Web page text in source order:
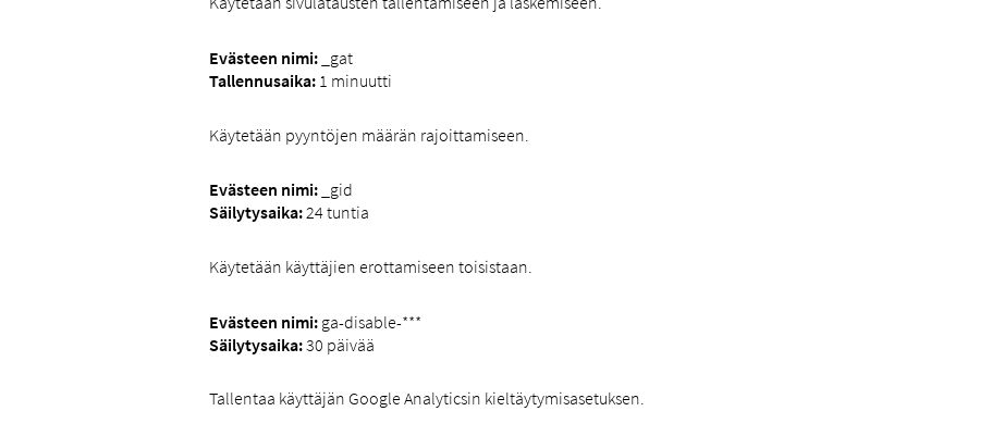
Evästeen nimi: _gat
Tallennusaika: 1 minuutti
Käytetään pyyntöjen määrän rajoittamiseen.
Evästeen nimi: _gid
Säilytysaika:24 tuntia
Käytetään käyttäjien erottamiseen toisistaan.
Evästeen nimi: ga-disable-***
Säilytysaika:30 päivää
Tallentaa käyttäjän Google Analyticsin kieltäytymisasetuksen.